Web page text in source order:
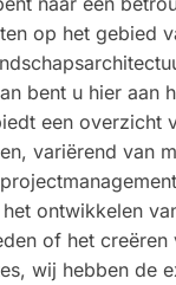
op het gebied
bent u hier aan
een overzicht
variërend van
ontwikkelen
of het creëren
wij hebben de